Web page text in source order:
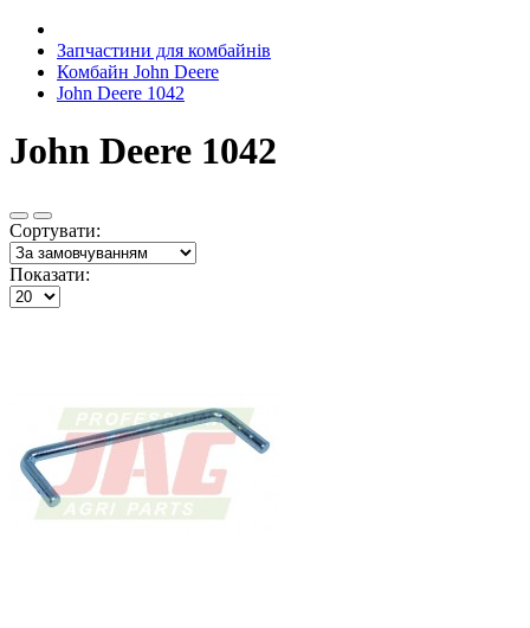
Запчастини для комбайнів
Комбайн John Deere
John Deere 1042
John Deere 1042
Сортувати:
Показати: